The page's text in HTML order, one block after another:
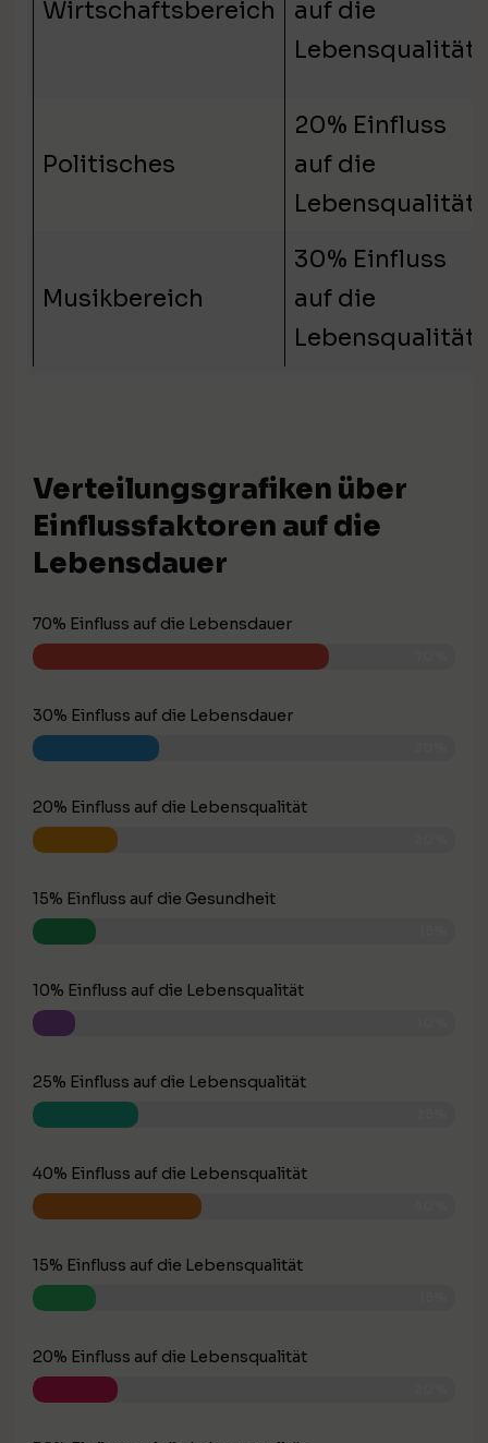
Wirtschaftsbereich
auf die
Lebensqualität
Politisches
20% Einfluss
auf die
Lebensqualität
Musikbereich
30% Einfluss
auf die
Lebensqualität
Verteilungsgrafiken über
Einflussfaktoren auf die
Lebensdauer
70% Einfluss auf die Lebensdauer
30% Einfluss auf die Lebensdauer
20% Einfluss auf die Lebensqualität
15% Einfluss auf die Gesundheit
10% Einfluss auf die Lebensqualität
25% Einfluss auf die Lebensqualität
40% Einfluss auf die Lebensqualität
15% Einfluss auf die Lebensqualität
20% Einfluss auf die Lebensqualität